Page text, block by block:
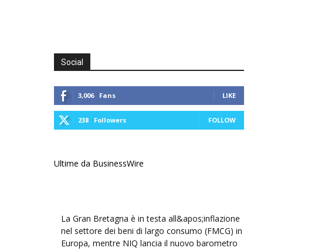
Social
3,006 Fans LIKE
238 Followers FOLLOW
Ultime da BusinessWire
La Gran Bretagna è in testa all&apos;inflazione
nel settore dei beni di largo consumo (FMCG) in
Europa, mentre NIQ lancia il nuovo barometro